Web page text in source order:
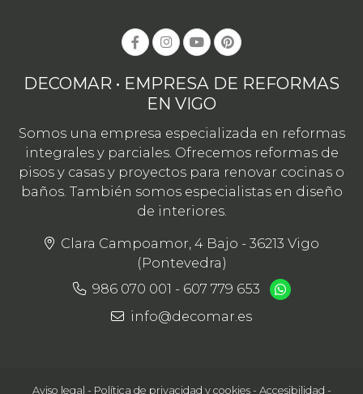
DECOMAR • EMPRESA DE REFORMAS
EN VIGO
Somos una empresa especializada en reformas
integrales y parciales. Ofrecemos reformas de
pisos y casas y proyectos para renovar cocinas o
baños. También somos especialistas en diseño
de interiores.
Clara Campoamor, 4 Bajo - 36213 Vigo
(Pontevedra)
986 070 001 - 607 779 653
info@decomar.es
Aviso legal - Política de privacidad y cookies- Accesibilidad -